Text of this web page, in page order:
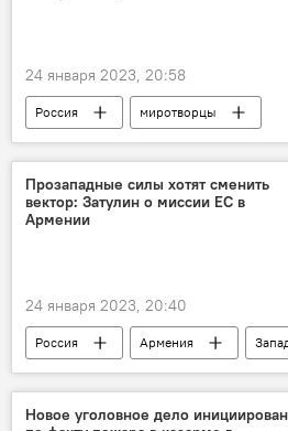
24 января 2023, 20:58
Россия
миротворцы
гуманитарный груз
Нагорный
Прозападные силы хотят сменить
вектор: Затулин о миссии ЕС в
Армении
24 января 2023, 20:40
Россия Армения
миссия наблюдателей
Видео
Новое уголовное дело